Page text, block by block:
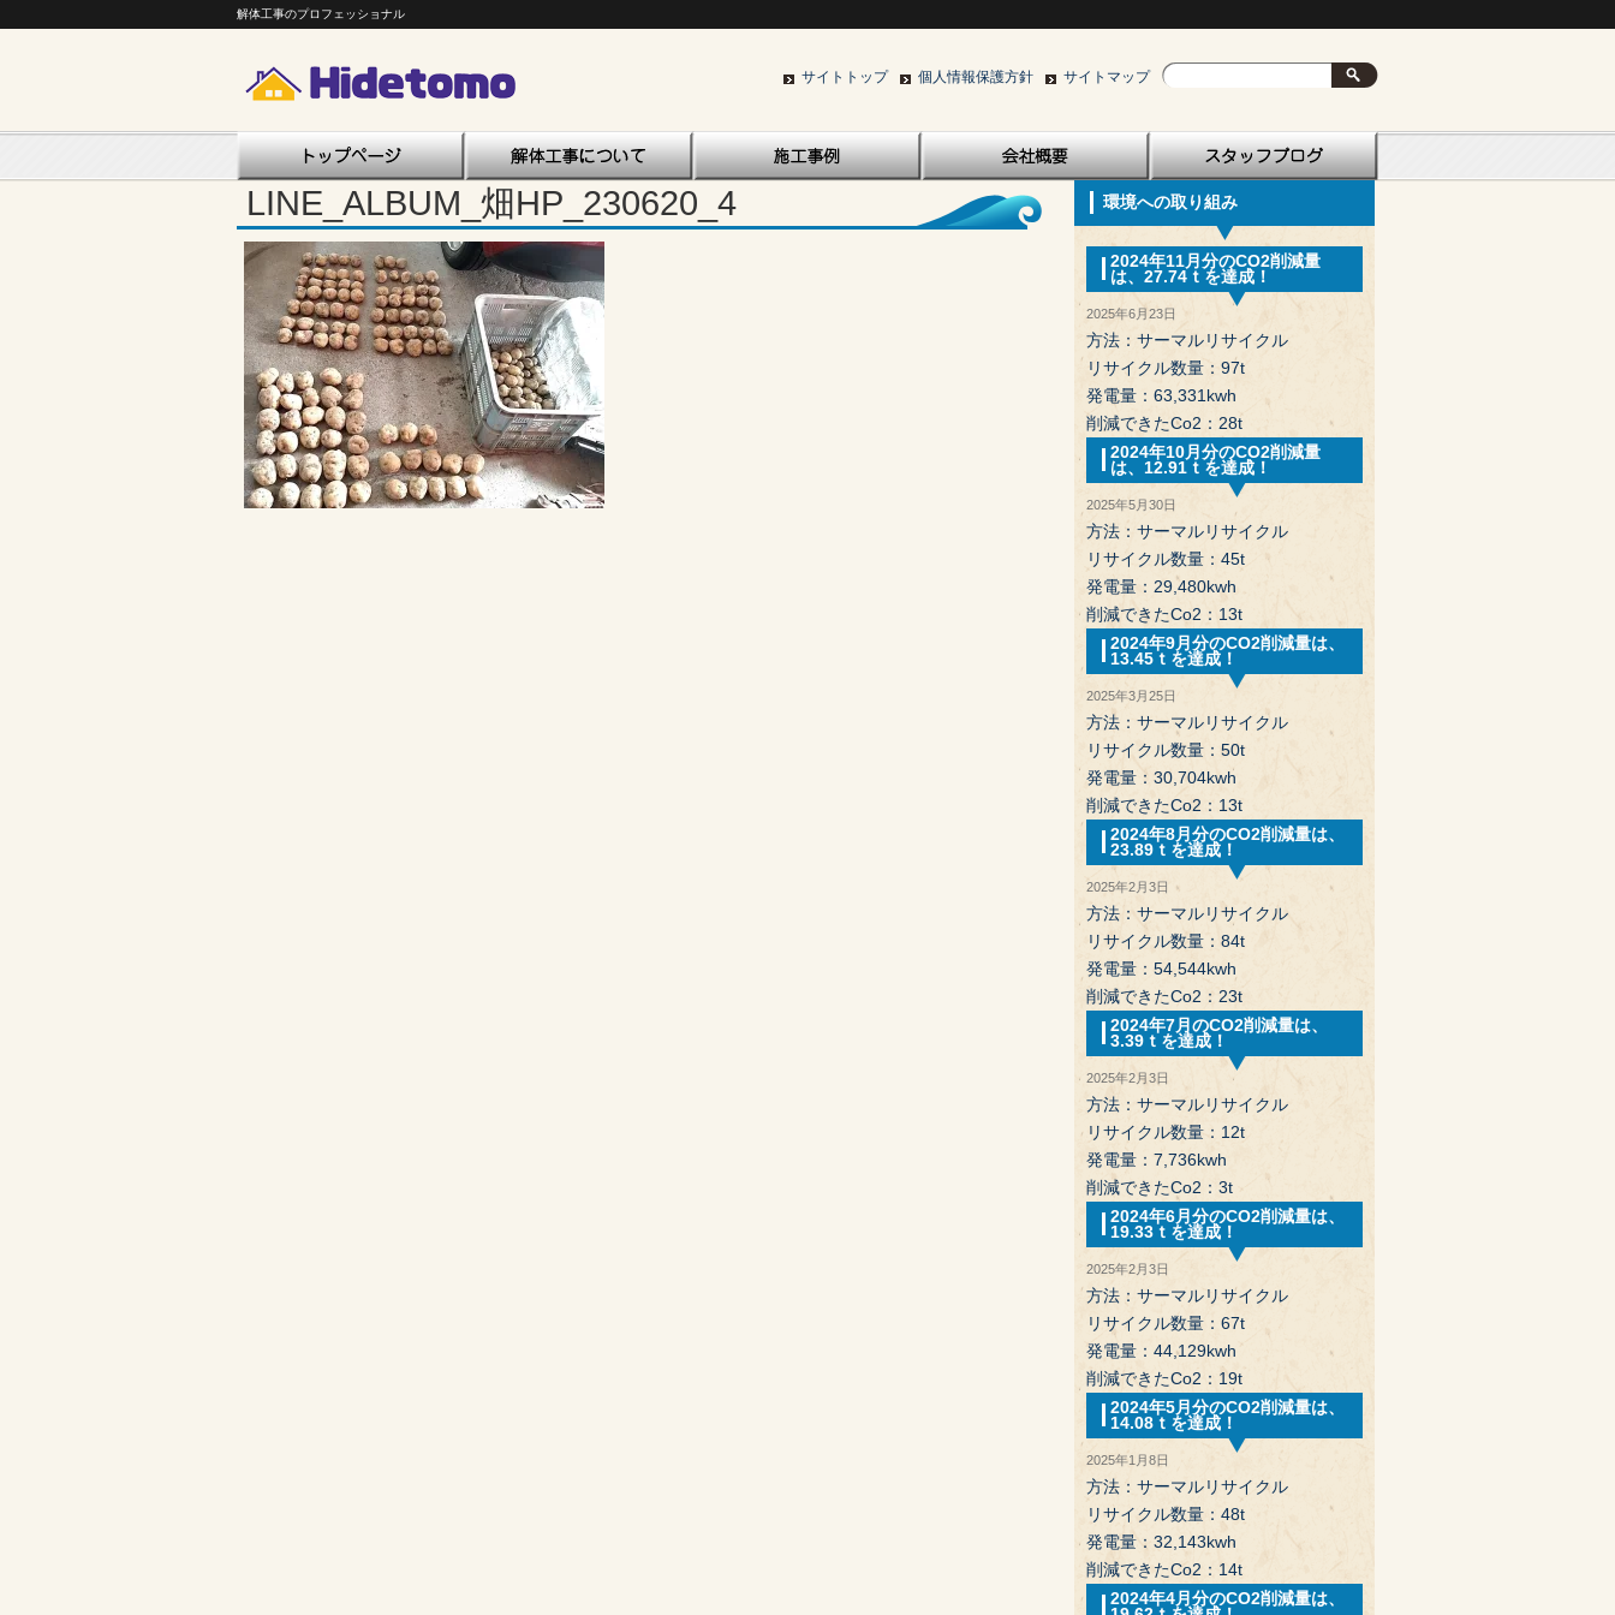
解体工事のプロフェッショナル
サイトトップ 個人情報保護方針 サイトマップ
LINE_ALBUM_畑HP_230620_4 環境への取り組み
2024年11月分のCO2削減量
は、27.74ｔを達成！
2025年6月23日
方法：サーマルリサイクル
リサイクル数量：97t
発電量：63,331kwh
削減できたCo2：28t
2024年10月分のCO2削減量
は、12.91ｔを達成！
2025年5月30日
方法：サーマルリサイクル
リサイクル数量：45t
発電量：29,480kwh
削減できたCo2：13t
2024年9月分のCO2削減量は、
13.45ｔを達成！
2025年3月25日
方法：サーマルリサイクル
リサイクル数量：50t
発電量：30,704kwh
削減できたCo2：13t
2024年8月分のCO2削減量は、
23.89ｔを達成！
2025年2月3日
方法：サーマルリサイクル
リサイクル数量：84t
発電量：54,544kwh
削減できたCo2：23t
2024年7月のCO2削減量は、
3.39ｔを達成！
2025年2月3日
方法：サーマルリサイクル
リサイクル数量：12t
発電量：7,736kwh
削減できたCo2：3t
2024年6月分のCO2削減量は、
19.33ｔを達成！
2025年2月3日
方法：サーマルリサイクル
リサイクル数量：67t
発電量：44,129kwh
削減できたCo2：19t
2024年5月分のCO2削減量は、
14.08ｔを達成！
2025年1月8日
方法：サーマルリサイクル
リサイクル数量：48t
発電量：32,143kwh
削減できたCo2：14t
2024年4月分のCO2削減量は、